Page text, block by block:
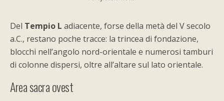
Del Tempio L adiacente, forse della metà del V secolo
a.C., restano poche tracce: la trincea di fondazione,
blocchi nell’angolo nord-orientale e numerosi tamburi
di colonne dispersi, oltre all’altare sul lato orientale.
Area sacra ovest